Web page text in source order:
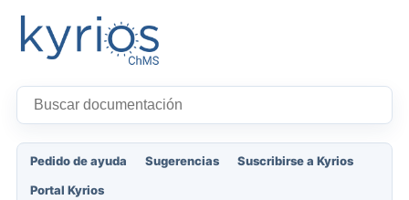
Pedido de ayuda Sugerencias
Suscribirse a Kyrios
Portal Kyrios